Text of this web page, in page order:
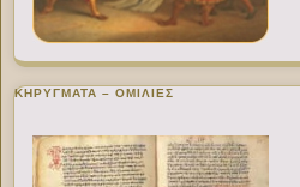
ΚΗΡΥΓΜΑΤΑ – ΟΜΙΛΙΕΣ